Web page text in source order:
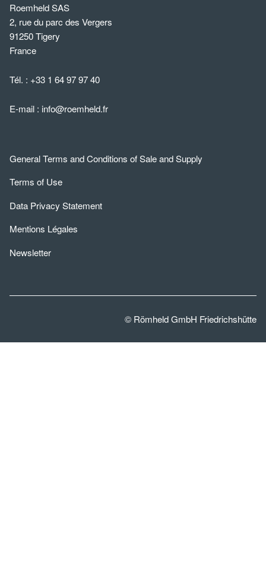
Roemheld SAS
2, rue du parc des Vergers
91250 Tigery
France
Tél. : +33 1 64 97 97 40
E-mail : info@roemheld.fr
General Terms and Conditions of Sale and Supply
Terms of Use
Data Privacy Statement
Mentions Légales
Newsletter
© Römheld GmbH Friedrichshütte